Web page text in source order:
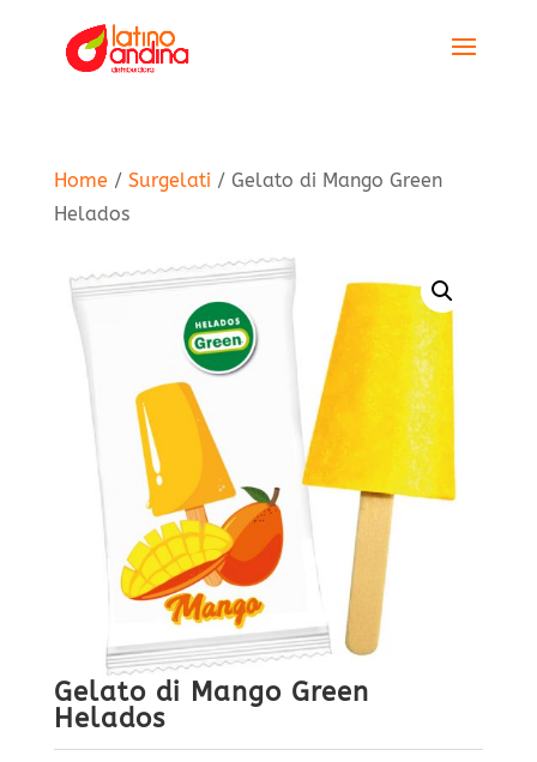
Home / Surgelati / Gelato di Mango Green
Helados
Gelato di Mango Green
Helados